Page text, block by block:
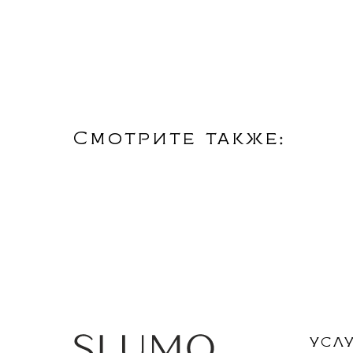
Смотрите также: